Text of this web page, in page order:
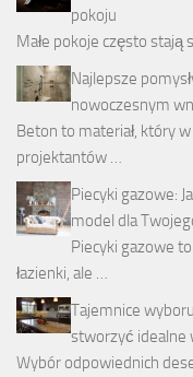
pokoju
Małe pokoje często stają
Najlepsze
nowoczesnym
Beton to materiał, który
projektantów …
Piecyki gazowe:
model dla
Piecyki gazowe
łazienki, ale …
Tajemnice
stworzyć idealne
Wybór odpowiednich